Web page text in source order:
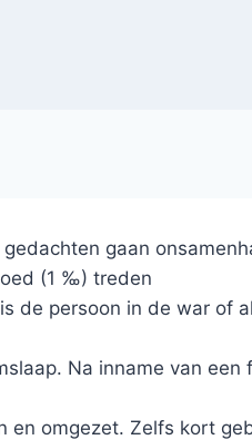
gaan
(1 ‰) treden
de persoon in de war of
Na inname van een
en omgezet. Zelfs kort